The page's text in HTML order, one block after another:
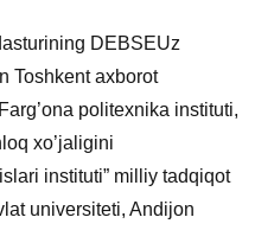
DEBSEUz
Toshkent axborot
politexnika instituti,
xo’jaligini
instituti” milliy tadqiqot
universiteti, Andijon